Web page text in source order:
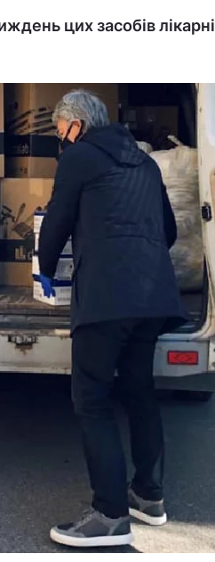
цих засобів